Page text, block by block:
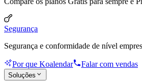
Segurança
Segurança e conformidade de nível
Por que Koalendar Falar com vendas
Soluções